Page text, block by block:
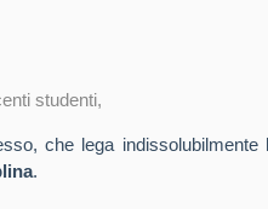
studenti,
che lega
.